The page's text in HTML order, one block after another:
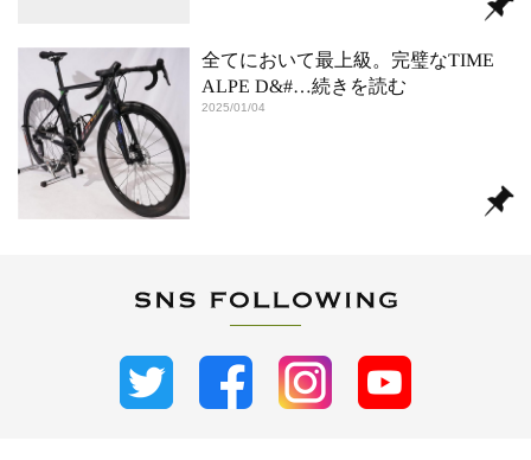
全てにおいて最上級。完璧なTIME
ALPE D&#…続きを読む
2025/01/04